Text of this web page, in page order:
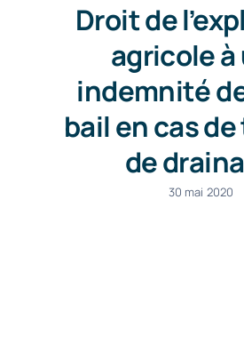
Droit de
agricole à
indemnité
bail en cas
de
30 mai 2020